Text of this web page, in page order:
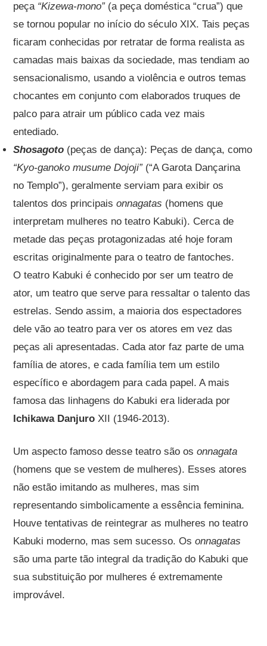
peça “Kizewa-mono”(a peça doméstica “crua”) que
se tornou popular no início do século XIX. Tais peças
ficaram conhecidas por retratar de forma realista as
camadas mais baixas da sociedade, mas tendiam ao
sensacionalismo, usando a violência e outros temas
chocantes em conjunto com elaborados truques de
palco para atrair um público cada vez mais
entediado.
Shosagoto (peças de dança): Peças de dança, como
“Kyo-ganoko musume Dojoji”(“A Garota Dançarina
no Templo”), geralmente serviam para exibir os
talentos dos principaisonnagatas (homens que
interpretam mulheres no teatro Kabuki). Cerca de
metade das peças protagonizadas até hoje foram
escritas originalmente para o teatro de fantoches.
O teatro Kabuki é conhecido por ser um teatro de
ator, um teatro que serve para ressaltar o talento das
estrelas. Sendo assim, a maioria dos espectadores
dele vão ao teatro para ver os atores em vez das
peças ali apresentadas. Cada ator faz parte de uma
família de atores, e cada família tem um estilo
específico e abordagem para cada papel. A mais
famosa das linhagens do Kabuki era liderada por
Ichikawa Danjuro XII (1946-2013).
Um aspecto famoso desse teatro são osonnagata
(homens que se vestem de mulheres). Esses atores
não estão imitando as mulheres, mas sim
representando simbolicamente a essência feminina.
Houve tentativas de reintegrar as mulheres no teatro
Kabuki moderno, mas sem sucesso. Osonnagatas
são uma parte tão integral da tradição do Kabuki que
sua substituição por mulheres é extremamente
improvável.